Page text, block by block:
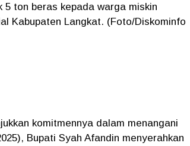
5 ton beras kepada warga miskin
Kabupaten Langkat. (Foto/Diskominfo
komitmennya dalam menangani
Bupati Syah Afandin menyerahkan